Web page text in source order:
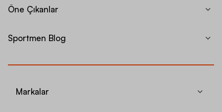
Öne Çıkanlar
Sportmen Blog
Markalar